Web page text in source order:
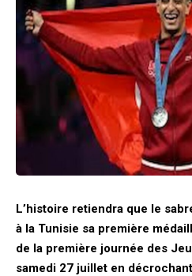
L’histoire retiendra que le
à la Tunisie sa première
de la première journée des
samedi 27 juillet en